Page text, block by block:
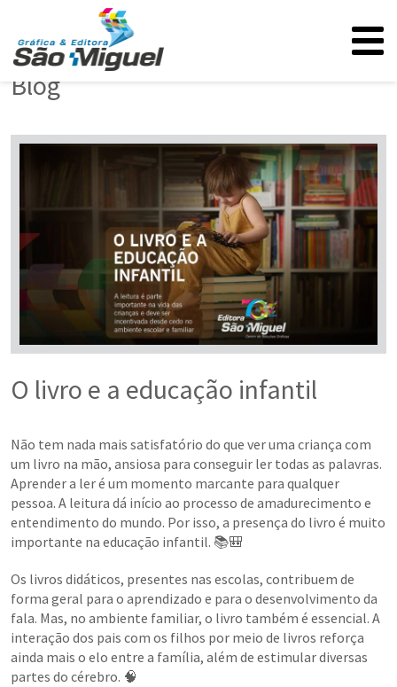
Blog
O livro e a educação infantil
Não tem nada mais satisfatório do que ver uma criança com
um livro na mão, ansiosa para conseguir ler todas as palavras.
Aprender a ler é um momento marcante para qualquer
pessoa. A leitura dá início ao processo de amadurecimento e
entendimento do mundo. Por isso, a presença do livro é muito
importante na educação infantil. 📚🎒
Os livros didáticos, presentes nas escolas, contribuem de
forma geral para o aprendizado e para o desenvolvimento da
fala. Mas, no ambiente familiar, o livro também é essencial. A
interação dos pais com os filhos por meio de livros reforça
ainda mais o elo entre a família, além de estimular diversas
partes do cérebro. 🧠